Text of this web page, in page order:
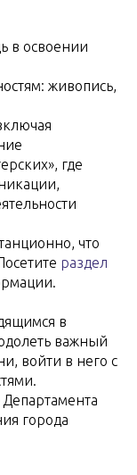
в освоении
живопись,
где
что
раздел
в
важный
войти в него с
города